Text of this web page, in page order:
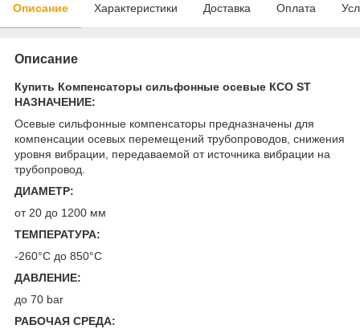
Описание Характеристики Доставка Оплата
Описание
Купить Компенсаторы сильфонные осевые КСО ST
НАЗНАЧЕНИЕ:
Осевые сильфонные компенсаторы предназначены для
компенсации осевых перемещений трубопроводов, снижения
уровня вибрации, передаваемой от источника вибрации на
трубопровод.
ДИАМЕТР:
от 20 до 1200 мм
ТЕМПЕРАТУРА:
-260°С до 850°С
ДАВЛЕНИЕ:
до 70 bar
РАБОЧАЯ СРЕДА: